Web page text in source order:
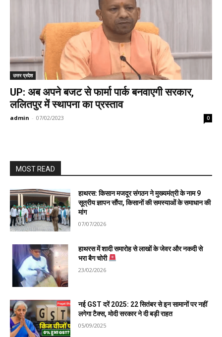
उत्तर प्रदेश
UP: अब अपने बजट से फार्मा पार्क बनवाएगी सरकार,
ललितपुर में स्थापना का प्रस्ताव
admin - 07/02/2023 0
MOST READ
हाथरस: किसान मजदूर संगठन ने मुख्यमंत्री के नाम 9
सूत्रीय ज्ञापन सौंपा, किसानों की समस्याओं के समाधान की
मांग
07/07/2026
हाथरस में शादी समारोह से लाखों के जेवर और नकदी से
भरा बैग चोरी
23/02/2026
नई GST दरें 2025: 22 सितंबर से इन सामानों पर नहीं
लगेगा टैक्स, मोदी सरकार ने दी बड़ी राहत
05/09/2025